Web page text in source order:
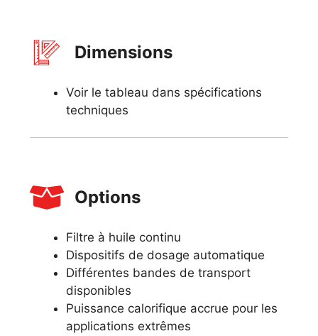
Dimensions
Voir le tableau dans spécifications
techniques
Options
Filtre à huile continu
Dispositifs de dosage automatique
Différentes bandes de transport
disponibles
Puissance calorifique accrue pour les
applications extrêmes